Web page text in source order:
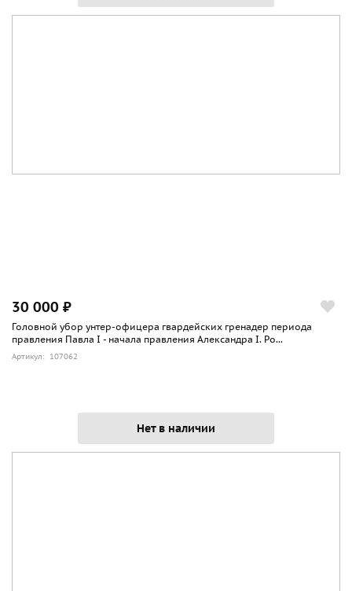
30 000 ₽
Головной убор унтер-офицера гвардейских гренадер периода
правления Павла I - начала правления Александра I. Ро...
Артикул: 107062
Нет в наличии